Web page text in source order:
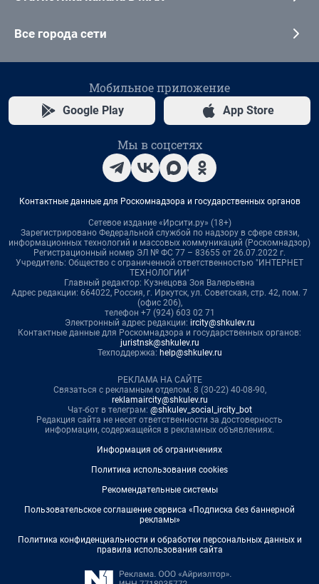
Все города сети
Мобильное приложение
Google Play App Store
Мы в соцсетях
Контактные данные для Роскомнадзора и государственных органов
Сетевое издание «Ирсити.ру» (18+)
Зарегистрировано Федеральной службой по надзору в сфере связи,
информационных технологий и массовых коммуникаций (Роскомнадзор)
Регистрационный номер ЭЛ № ФС 77 – 83655 от 26.07.2022 г.
Учредитель: Общество с ограниченной ответственностью "ИНТЕРНЕТ
ТЕХНОЛОГИИ"
Главный редактор: Кузнецова Зоя Валерьевна
Адрес редакции: 664022, Россия, г. Иркутск, ул. Советская, стр. 42, пом. 7
(офис 206),
телефон +7 (924) 603 02 71
Электронный адрес редакции: ircity@shkulev.ru
Контактные данные для Роскомнадзора и государственных органов:
juristnsk@shkulev.ru
Техподдержка: help@shkulev.ru
РЕКЛАМА НА САЙТЕ
Связаться с рекламным отделом: 8 (30-22) 40-08-90,
reklamaircity@shkulev.ru
Чат-бот в телеграм: @shkulev_social_ircity_bot
Редакция сайта не несет ответственности за достоверность
информации, содержащейся в рекламных объявлениях.
Информация об ограничениях
Политика использования cookies
Рекомендательные системы
Пользовательское соглашение сервиса «Подписка без баннерной
рекламы»
Политика конфиденциальности и обработки персональных данных и
правила использования сайта